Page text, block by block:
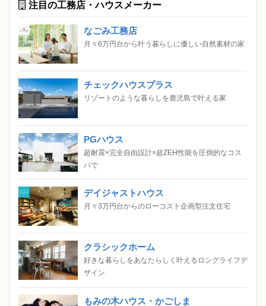
注目の工務店・ハウスメーカー
なごみ工務店
月々6万円台から叶う暮らしに優しい自然素材の家
チェックハウスプラス
リゾートのような暮らしを鹿児島で叶える家
PGハウス
超耐震×完全自由設計×超ZEH性能を圧倒的なコス
パで
デイジャストハウス
月々3万円台からのローコスト企画型注文住宅
クラシックホーム
好きな暮らしをあなたらしく叶えるロングライフデ
ザイン
もみの木ハウス・かごしま